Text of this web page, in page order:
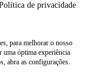
de privacidade
para melhorar o nosso
uma óptima experiência
abra as configurações.